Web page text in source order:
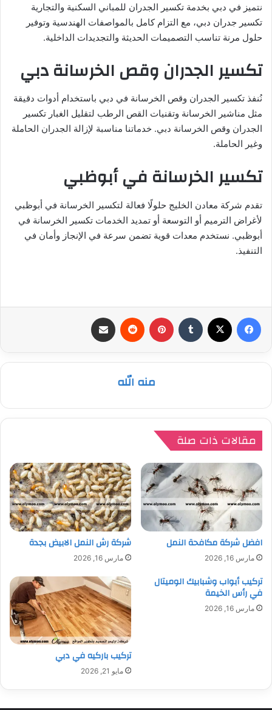
نتميز في دبي بخدمة تكسير الجدران للمباني السكنية والتجارية
تكسير جدران دبي، مع التزام كامل بالمواصفات الهندسية وتوفير
حلول مرنة تناسب التصميمات الحديثة والتجديدات الداخلية.
تكسير الجدران وقص الخرسانة دبي
نُنفذ تكسير الجدران وقص الخرسانة في دبي باستخدام أدوات دقيقة
مثل مناشير الخرسانة وتقنيات القص الرطب لتقليل الغبار تكسير
الجدران وقص الخرسانة دبي. خدماتنا مناسبة لإزالة الجدران الحاملة
وغير الحاملة.
تكسير الخرسانة في أبوظبي
تقدم شركة معادن الخليج حلولًا فعالة لتكسير الخرسانة في أبوظبي
لأغراض الترميم أو التوسعة أو تمديد الخدمات تكسير الخرسانة في
أبوظبي. نستخدم معدات قوية تضمن سرعة في الإنجاز وأمان في
التنفيذ.
فيسبوك بينتيريست
منه الله
مقالات ذات صلة
افضل شركة مكافحة النمل
مارس 16, 2026
شركة رش النمل الابيض بجدة
مارس 16, 2026
تركيب أبواب وشبابيك الوميتال
في رأس الخيمة
مارس 16, 2026
تركيب باركيه في دبي
مايو 21, 2026